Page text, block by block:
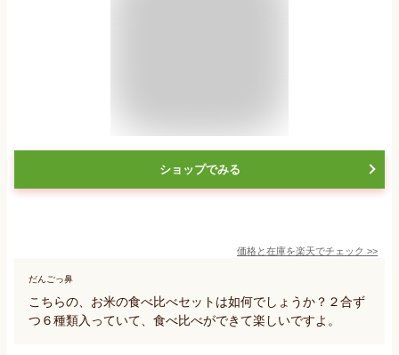
ショップでみる
価格と在庫を楽天でチェック >>
だんごっ鼻
こちらの、お米の食べ比べセットは如何でしょうか？２合ず
つ６種類入っていて、食べ比べができて楽しいですよ。